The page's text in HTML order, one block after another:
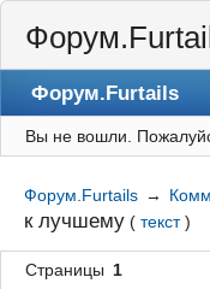
Форум.Furtails
На сайт
Форум
Регистрация
Вход
Вы не вошли.
Форум.Furtails →
к лучшему (текст)
Страницы 1